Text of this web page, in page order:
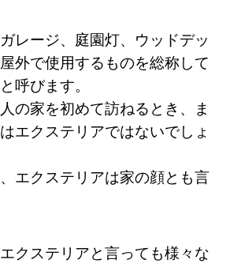
レージ、庭園灯、ウッドデッ
外で使用するものを総称して
呼びます。
の家を初めて訪ねるとき、ま
エクステリアではないでしょ
エクステリアは家の顔とも言
クステリアと言っても様々な